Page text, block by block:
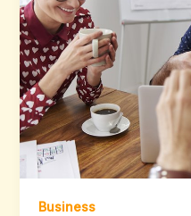
Business